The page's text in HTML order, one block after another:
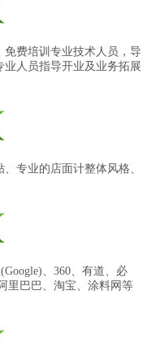
费培训专业技术人员，导
人员指导开业及业务拓展
专业的店面计整体风格、
、360、有道、必
里巴巴、淘宝、涂料网等